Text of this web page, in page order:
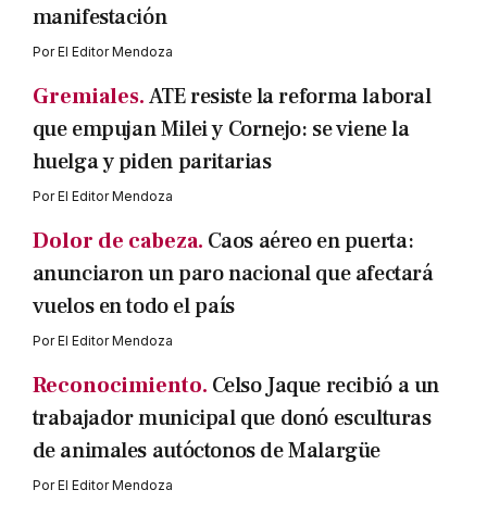
manifestación
PorEl Editor Mendoza
Gremiales.ATE resiste la reforma laboral
que empujan Milei y Cornejo: se viene la
huelga y piden paritarias
PorEl Editor Mendoza
Dolor de cabeza. Caos aéreo en puerta:
anunciaron un paro nacional que afectará
vuelos en todo el país
PorEl Editor Mendoza
Reconocimiento. Celso Jaque recibió a un
trabajador municipal que donó esculturas
de animales autóctonos de Malargüe
PorEl Editor Mendoza